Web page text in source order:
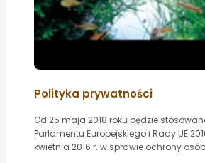
Polityka prywatności
Od 25 maja 2018 roku będzie
Parlamentu Europejskiego i Rady UE
kwietnia 2016 r. w sprawie ochrony